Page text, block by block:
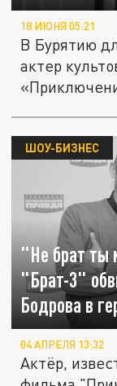
18 ИЮНЯ 05:21
В Бурятию
актер
"Не брат ты
"Брат-3"
Бодрова в
ШОУ-БИЗНЕС
04 АПРЕЛЯ 13:32
Актёр,